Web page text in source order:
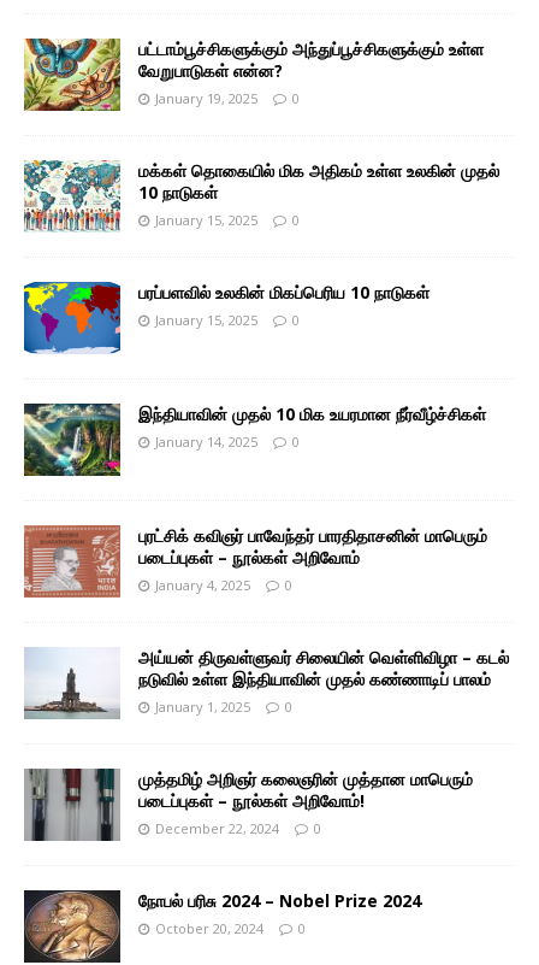
பட்டாம்பூச்சிகளுக்கும் அந்துப்பூச்சிகளுக்கும் உள்ள
வேறுபாடுகள் என்ன?
January 19, 2025 0
மக்கள் தொகையில் மிக அதிகம் உள்ள உலகின் முதல்
10 நாடுகள்
January 15, 2025 0
பரப்பளவில் உலகின் மிகப்பெரிய 10 நாடுகள்
January 15, 2025 0
இந்தியாவின் முதல் 10 மிக உயரமான நீர்வீழ்ச்சிகள்
January 14, 2025 0
புரட்சிக் கவிஞர் பாவேந்தர் பாரதிதாசனின் மாபெரும்
படைப்புகள் – நூல்கள் அறிவோம்
January 4, 2025 0
அய்யன் திருவள்ளுவர் சிலையின் வெள்ளிவிழா – கடல்
நடுவில் உள்ள இந்தியாவின் முதல் கண்ணாடிப் பாலம்
January 1, 2025 0
முத்தமிழ் அறிஞர் கலைஞரின் முத்தான மாபெரும்
படைப்புகள் – நூல்கள் அறிவோம்!
December 22, 2024 0
நோபல் பரிசு 2024 – Nobel Prize 2024
October 20, 2024 0